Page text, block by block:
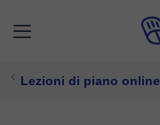
Lezioni di piano online